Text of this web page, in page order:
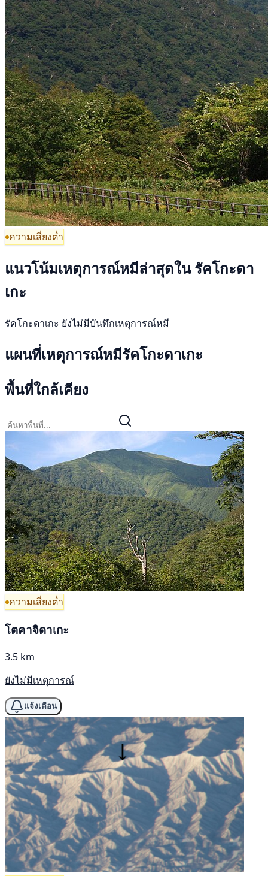
ความเสี่ยงต่ำ
แนวโน้มเหตุการณ์หมีล่าสุดใน รัคโกะดา
เกะ
รัคโกะดาเกะ ยังไม่มีบันทึกเหตุการณ์หมี
แผนที่เหตุการณ์หมีรัคโกะดาเกะ
พื้นที่ใกล้เคียง
ความเสี่ยงต่ำ
โตคาจิดาเกะ
3.5 km
ยังไม่มีเหตุการณ์
แจ้งเตือน